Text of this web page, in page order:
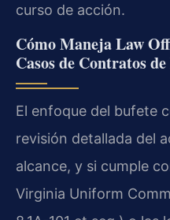
curso de acción.
Cómo Maneja Law
Casos de Contratos
El enfoque del bufete
revisión detallada del
alcance, y si cumple
Virginia Uniform